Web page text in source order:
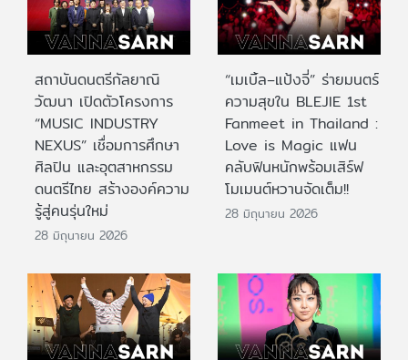
สถาบันดนตรีกัลยาณิ
วัฒนา เปิดตัวโครงการ
“MUSIC INDUSTRY
NEXUS” เชื่อมการศึกษา
ศิลปิน และอุตสาหกรรม
ดนตรีไทย สร้างองค์ความ
รู้สู่คนรุ่นใหม่
28 มิถุนายน 2026
“เมเบิ้ล–แป้งจี่” ร่ายมนตร์
ความสุขใน BLEJIE 1st
Fanmeet in Thailand :
Love is Magic แฟน
คลับฟินหนักพร้อมเสิร์ฟ
โมเมนต์หวานจัดเต็ม!!
28 มิถุนายน 2026